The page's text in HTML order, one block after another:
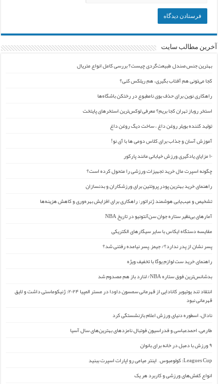
آخرین مطالب سایت
بهترین جنس صندل طبیعت‌گردی چیست؟ بررسی کامل انواع متریال
کجا می‌تونی هم آفتاب بگیری، هم ریلکس کنی؟
راهکاری نوین برای حذف بوی نامطبوع در رختکن باشگاه‌ها
استخر روباز تهران کجا بریم؟ معرفی لوکس‌ترین استخرهای پایتخت
تولید کننده بویلر روغن داغ ، ساخت دیگ روغن داغ
آموزش آسان و جذاب برای کلاس دومی ها با آی نو!
۱۰ مزایای یادگیری ورزش خیابانی مانند پارکور
چگونه اسپرت مال خرید تجهیزات ورزشی را متحول کرده است؟
راهنمای خرید بهترین پودر پروتئین برای ورزشکاران و بدنسازان
تشخیص و عیب‌یابی هوشمند ژنراتور: راهکاری برای افزایش بهره‌وری و کاهش هزینه‌ها
آمارهای بی‌نظیر ستاره جوان سن‌آنتونیو در تاریخ NBA
مقایسه دستگاه ایکاس با سایر سیگارهای الکتریکی
پسر نشان از پدر ندارد؟/ جیمز ِ پسر نیامده رفتنی شد؟
راهنمای خرید ست لوازم یوگا با تخفیف ویژه
بدشانس‌ترین فوق ستاره NBA/ لنارد باز هم مصدوم شد
انتقاد تند یوتیوبر کانادایی از قهرمانی سمسون داودا در مستر المپیا ۲۰۲۴: ژنیکوماستی داشت و لایق
قهرمانی نبود
نادال، اسطوره دنیای ورزش اعلام بازنشستگی کرد
طارمی، احمدعباسی و فدراسیون فوتبال نامزدهای بهترین‌های سال آسیا
۹ ورزش با دمبل در خانه برای بانوان
Leagues Cup: کولومبوس – اینتر میامی رو اپارات اسپرت ببنید
انواع کفش‌های ورزشی و کاربرد هر یک